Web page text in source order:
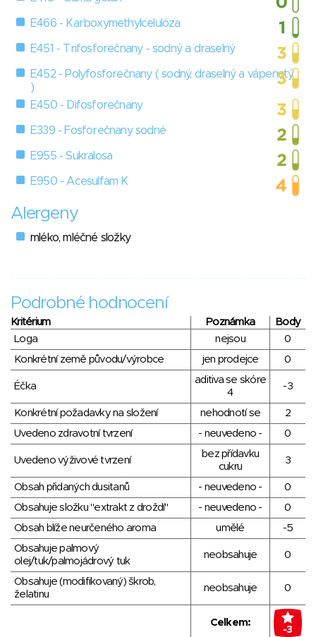
E466 - Karboxymethylcelulóza
E451 - Trifosforečnany - sodný a draselný
E452 - Polyfosforečnany ( sodný, draselný a vápenatý
)
E450 - Difosforečnany
E339 - Fosforečnany sodné
E955 - Sukralosa
E950 - Acesulfam K
Alergeny
mléko, mléčné složky
Podrobné hodnocení
Kritérium Poznámka
Body
Loga
nejsou
0
Konkrétní země původu/výrobce
jen prodejce 0
Éčka
aditiva se skóre
4
-3
Konkrétní požadavky na složení nehodnotí se
2
Uvedeno zdravotní tvrzení
- neuvedeno - 0
Uvedeno výživové tvrzení
bez přídavku
cukru
3
Obsah přidaných dusitanů - neuvedeno -
0
Obsahuje složku "extrakt z droždí"
- neuvedeno -
0
Obsah blíže neurčeného aroma
umělé
-5
Obsahuje palmový
olej/tuk/palmojádrový tuk
neobsahuje 0
Obsahuje (modifikovaný) škrob,
želatinu
neobsahuje 0
Celkem:
-3